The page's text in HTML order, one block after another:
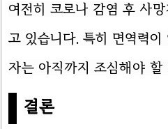
여전히 코로나 감염 후 사
고 있습니다. 특히 면역력
자는 아직까지 조심해야 할
결론